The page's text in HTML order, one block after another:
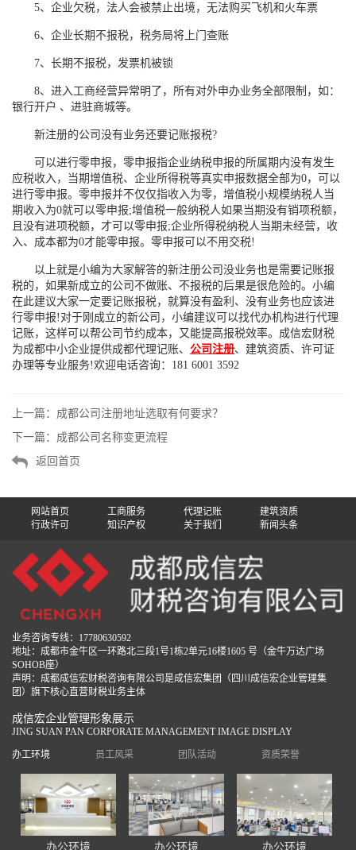
5、企业欠税，法人会被禁止出境，无法购买飞机和火车票
6、企业长期不报税，税务局将上门查账
7、长期不报税，发票机被锁
8、进入工商经营异常明了，所有对外申办业务全部限制，如：
银行开户 、进驻商城等。
新注册的公司没有业务还要记账报税?
可以进行零申报，零申报指企业纳税申报的所属期内没有发生
应税收入，当期增值税、企业所得税等真实申报数据全部为0，可以
进行零申报。零申报并不仅仅指收入为零，增值税小规模纳税人当
期收入为0就可以零申报;增值税一般纳税人如果当期没有销项税额，
且没有进项税额，才可以零申报;企业所得税纳税人当期未经营，收
入、成本都为0才能零申报。零申报可以不用交税!
以上就是小编为大家解答的新注册公司没业务也是需要记账报
税的，如果新成立的公司不做账、不报税的后果是很危险的。小编
在此建议大家一定要记账报税，就算没有盈利、没有业务也应该进
行零申报!对于刚成立的新公司，小编建议可以找代办机构进行代理
记账，这样可以帮公司节约成本，又能提高报税效率。成信宏财税
为成都中小企业提供成都代理记账、 公司注册、建筑资质、许可证
办理等专业服务!欢迎电话咨询：181 6001 3592
上一篇： 成都公司注册地址选取有何要求？
下一篇： 成都公司名称变更流程
返回首页
网站首页 工商服务 代理记账
建筑资质
行政许可
知识产权 关于我们 新闻头条
业务咨询专线：17780630592
地址：成都市金牛区一环路北三段1号1栋2单元16楼1605 号（金牛万达广场
SOHOB座）
声明：成都成信宏财税咨询有限公司是成信宏集团（四川成信宏企业管理集
团）旗下核心直营财税业务主体
成信宏企业管理形象展示
JING SUAN PAN CORPORATE MANAGEMENT IMAGE DISPLAY
办工环境 员工风采 团队活动 资质荣誉
办公环境 办公环境 办公环境